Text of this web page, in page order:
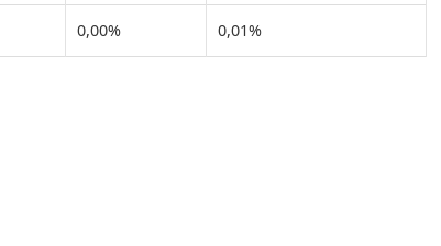
0,00% 0,01%